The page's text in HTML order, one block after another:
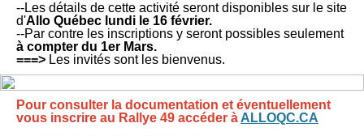
--Les détails de cette activité seront disponibles sur le site
d'Allo Québec lundi le 16 février.
--Par contre les inscriptions y seront possibles seulement
à compter du 1er Mars.
===> Les invités sont les bienvenus.
Pour consulter la documentation et éventuellement
vous inscrire au Rallye 49 accéder à ALLOQC.CA